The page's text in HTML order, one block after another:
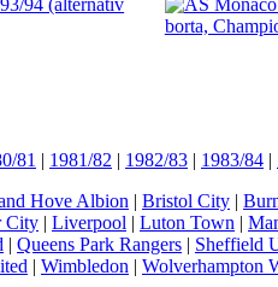
81 | 1981/82 | 1982/83 | 1983/84 |
Hove Albion | Bristol City |
City | Liverpool | Luton Town |
| Queens Park Rangers | Sheffield
| Wimbledon | Wolverhampton